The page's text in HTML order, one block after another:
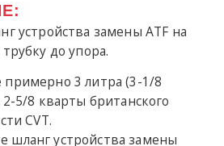
устройства замены ATF на
до упора.
примерно 3 литра (3-1/8
5/8 кварты британского
CVT.
шланг устройства замены